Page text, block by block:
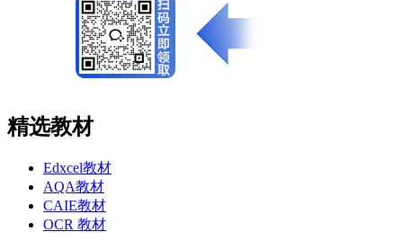
精选教材
Edxcel教材
AQA教材
CAIE教材
OCR 教材